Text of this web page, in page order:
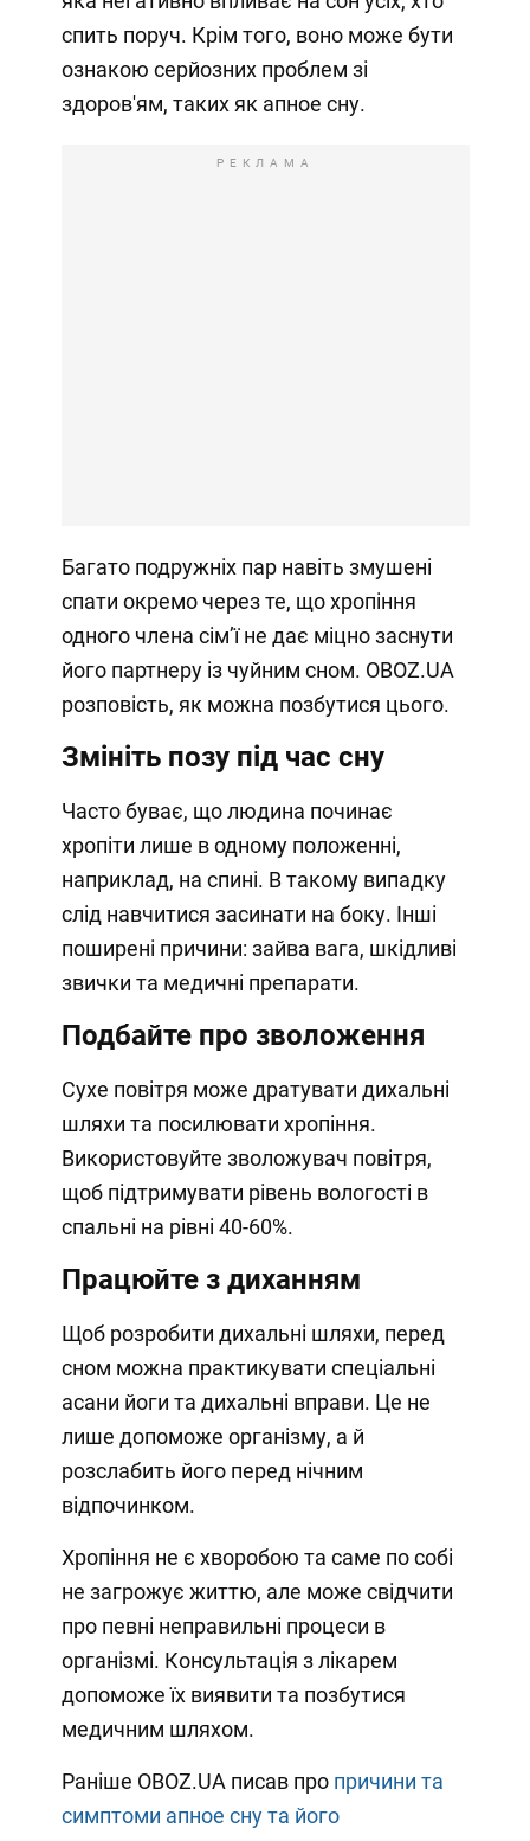
спить поруч. Крім того, воно може бути
ознакою серйозних проблем зі
здоров'ям, таких як апное сну.
РЕКЛАМА
Багато подружніх пар навіть змушені
спати окремо через те, що хропіння
одного члена сімʼї не дає міцно заснути
його партнеру із чуйним сном. OBOZ.UA
розповість, як можна позбутися цього.
Змініть позу під час сну
Часто буває, що людина починає
хропіти лише в одному положенні,
наприклад, на спині. В такому випадку
слід навчитися засинати на боку. Інші
поширені причини: зайва вага, шкідливі
звички та медичні препарати.
Подбайте про зволоження
Сухе повітря може дратувати дихальні
шляхи та посилювати хропіння.
Використовуйте зволожувач повітря,
щоб підтримувати рівень вологості в
спальні на рівні 40-60%.
Працюйте з диханням
Щоб розробити дихальні шляхи, перед
сном можна практикувати спеціальні
асани йоги та дихальні вправи. Це не
лише допоможе організму, а й
розслабить його перед нічним
відпочинком.
Хропіння не є хворобою та саме по собі
не загрожує життю, але може свідчити
про певні неправильні процеси в
організмі. Консультація з лікарем
допоможе їх виявити та позбутися
медичним шляхом.
Раніше OBOZ.UA писав про причини та
симптоми апное сну та його